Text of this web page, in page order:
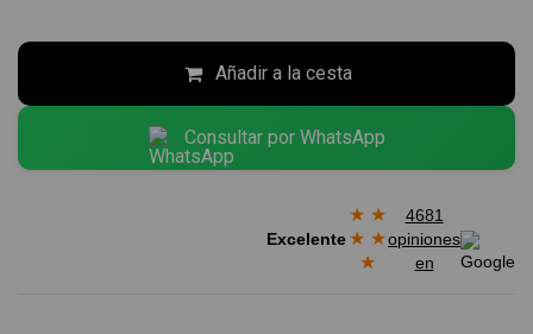
Añadir a la cesta
Consultar por WhatsApp
Excelente
★ ★
★ ★
★
4681
opiniones
en